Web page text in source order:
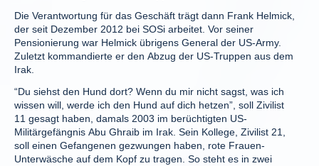
Die Verantwortung für das Geschäft trägt dann Frank Helmick,
der seit Dezember 2012 bei SOSi arbeitet. Vor seiner
Pensionierung war Helmick übrigens General der US-Army.
Zuletzt kommandierte er den Abzug der US-Truppen aus dem
Irak.
“Du siehst den Hund dort? Wenn du mir nicht sagst, was ich
wissen will, werde ich den Hund auf dich hetzen”, soll Zivilist
11 gesagt haben, damals 2003 im berüchtigten US-
Militärgefängnis Abu Ghraib im Irak. Sein Kollege, Zivilist 21,
soll einen Gefangenen gezwungen haben, rote Frauen-
Unterwäsche auf dem Kopf zu tragen. So steht es in zwei